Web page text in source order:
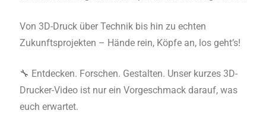
Von 3D-Druck über Technik bis hin zu echten
Zukunftsprojekten – Hände rein, Köpfe an, los geht’s!
🔧 Entdecken. Forschen. Gestalten. Unser kurzes 3D-
Drucker-Video ist nur ein Vorgeschmack darauf, was
euch erwartet.